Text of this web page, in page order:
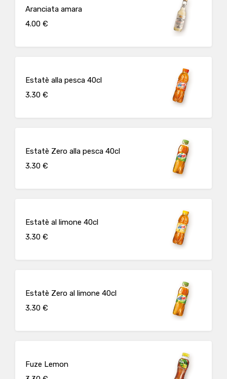
Aranciata amara
4.00 €
Estatè alla pesca 40cl
3.30 €
Estatè Zero alla pesca 40cl
3.30 €
Estatè al limone 40cl
3.30 €
Estatè Zero al limone 40cl
3.30 €
Fuze Lemon